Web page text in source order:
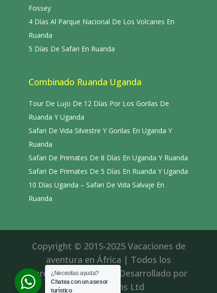
Fossey
4 Días Al Parque Nacional De Los Volcanes En
Ruanda
5 Días De Safari En Ruanda
Combinado Ruanda Uganda
Tour De Lujo De 12 Días Por Los Gorilas De
Ruanda Y Uganda
Safari De Vida Silvestre Y Gorilas En Uganda Y
Ruanda
Safari De Primates De 8 Días En Uganda Y Ruanda
Safari De Primates De 5 Días En Ruanda Y Uganda
10 Días Uganda – Safari De Vida Salvaje En
Ruanda
Copyright © 2015-2025 Vacaciones de
aventura en África | Todos los
derechos reservados|Desarrollado por
Roll Solutions Ltd
¿Necesitas ayuda?
Chatea con un asesor
turístico